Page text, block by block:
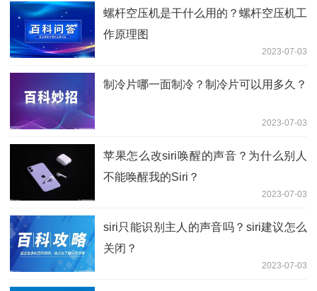
螺杆空压机是干什么用的？螺杆空压机工
作原理图
2023-07-03
制冷片哪一面制冷？制冷片可以用多久？
2023-07-03
苹果怎么改siri唤醒的声音？为什么别人
不能唤醒我的Siri？
2023-07-03
siri只能识别主人的声音吗？siri建议怎么
关闭？
2023-07-03